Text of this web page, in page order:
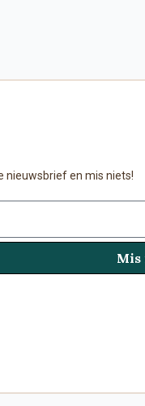
nieuwsbrief en mis niets!
Mis